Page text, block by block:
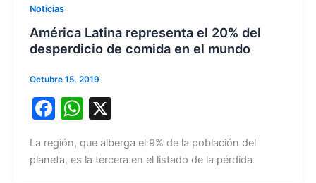
Noticias
América Latina representa el 20% del
desperdicio de comida en el mundo
Octubre 15, 2019
F
a
c
W
at
X
La región, que alberga el 9% de la población del
planeta, es la tercera en el listado de la pérdida